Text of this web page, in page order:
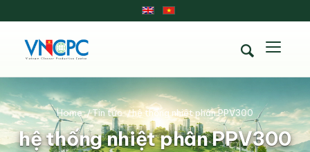
hệ thống nhiệt phân PPV300
Home /Tin tức /hệ thống nhiệt phân PPV300